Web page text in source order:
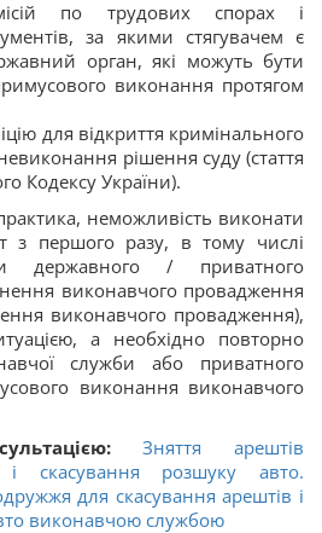
по трудових спорах і
за якими стягувачем є
орган, які можуть бути
виконання протягом
для відкриття кримінального
рішення суду (стаття
Кодексу України).
неможливість виконати
з першого разу, в тому числі
державного / приватного
виконавчого провадження
виконавчого провадження),
а необхідно повторно
служби або приватного
виконання виконавчого
Зняття арештів
і скасування розшуку авто.
для скасування арештів і
виконавчою службою